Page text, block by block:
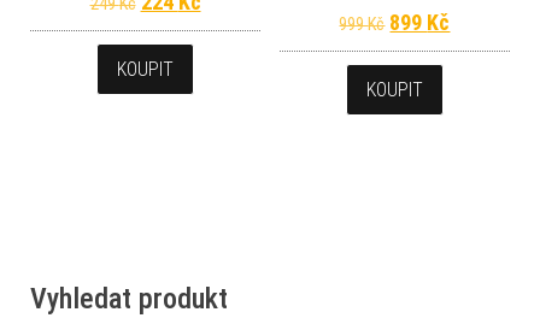
249Kč
KOUPIT
999Kč Původní cena
899 Kč
KOUPIT
Vyhledat produkt